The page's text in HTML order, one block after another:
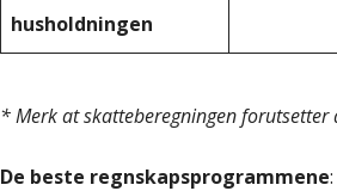
husholdningen
* Merk at skatteberegningen
De beste regnskapsprogrammene: